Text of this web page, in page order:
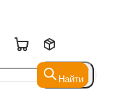
Найти
Найти